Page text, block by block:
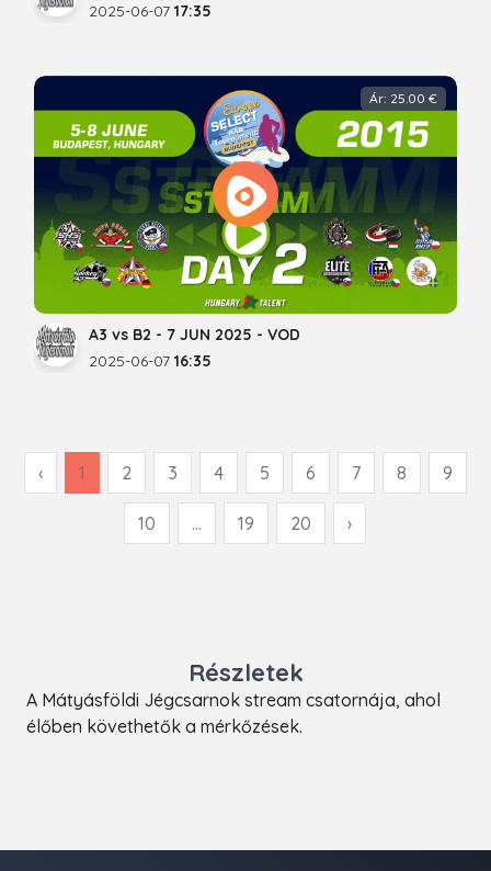
2025-06-07 17:35
Ár: 25.00 €
A3 vs B2 - 7 JUN 2025 - VOD
2025-06-07 16:35
‹ 1 2 3 4 5 6 7 8 9
10 ... 19 20 ›
Részletek
A Mátyásföldi Jégcsarnok stream csatornája, ahol
élőben követhetők a mérkőzések.